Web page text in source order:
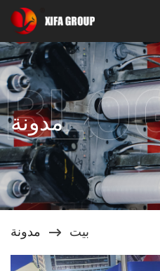
مدونة
بيت مدونة